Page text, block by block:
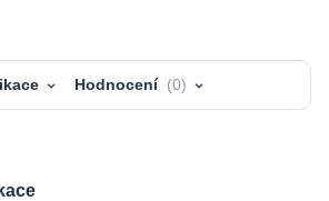
Hodnocení 0